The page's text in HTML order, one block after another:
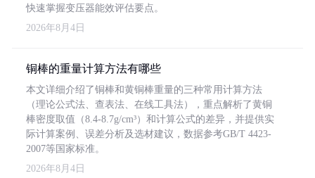
快速掌握变压器能效评估要点。
2026年8月4日
铜棒的重量计算方法有哪些
本文详细介绍了铜棒和黄铜棒重量的三种常用计算方法
（理论公式法、查表法、在线工具法），重点解析了黄铜
棒密度取值（8.4-8.7g/cm³）和计算公式的差异，并提供实
际计算案例、误差分析及选材建议，数据参考GB/T 4423-
2007等国家标准。
2026年8月4日